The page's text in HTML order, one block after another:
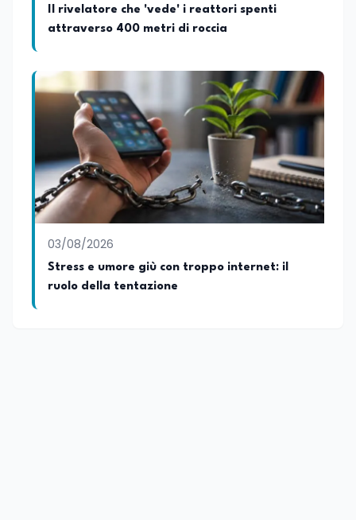
Il rivelatore che 'vede' i reattori spenti
attraverso 400 metri di roccia
03/08/2026
Stress e umore giù con troppo internet: il
ruolo della tentazione